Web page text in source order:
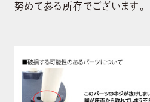
努めて参る所存でございます。